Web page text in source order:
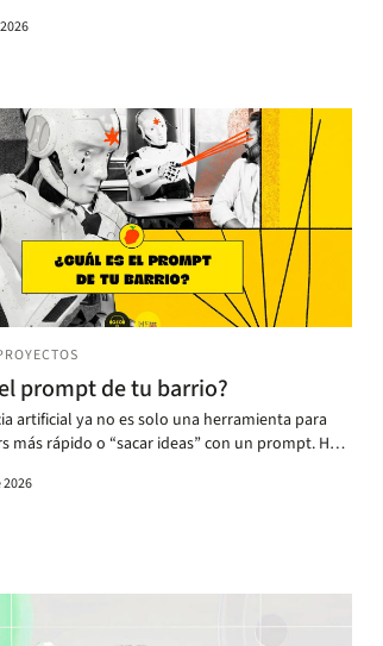
prompt de tu barrio?
artificial ya no es solo una herramienta para
más rápido o “sacar ideas” con un prompt. Hoy
barrios y se toman decisiones sobre
2026